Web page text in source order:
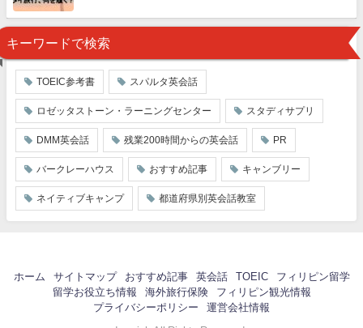
キーワードで検索
TOEIC参考書 スパルタ英会話
ロゼッタストーン・ラーニングセンター スタディサプリ
DMM英会話 残業200時間からの英会話 PR
バークレーハウス おすすめ記事 キャンブリー
ネイティブキャンプ 都道府県別英会話教室
ホーム サイトマップ おすすめ記事 英会話 TOEIC
フィリピン留学
留学お役立ち情報
海外旅行保険
フィリピン観光情報
プライバシーポリシー
運営会社情報